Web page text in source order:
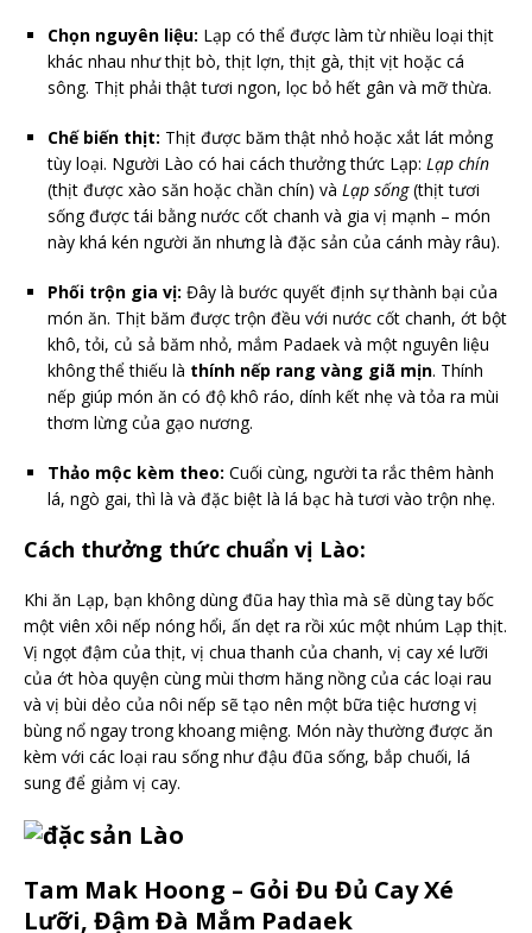
Chọn nguyên liệu: Lạp có thể được làm từ nhiều loại thịt
khác nhau như thịt bò, thịt lợn, thịt gà, thịt vịt hoặc cá
sông. Thịt phải thật tươi ngon, lọc bỏ hết gân và mỡ thừa.
Chế biến thịt: Thịt được băm thật nhỏ hoặc xắt lát mỏng
tùy loại. Người Lào có hai cách thưởng thức Lạp: Lạp chín
(thịt được xào săn hoặc chần chín) và Lạp sống(thịt tươi
sống được tái bằng nước cốt chanh và gia vị mạnh – món
này khá kén người ăn nhưng là đặc sản của cánh mày râu).
Phối trộn gia vị: Đây là bước quyết định sự thành bại của
món ăn. Thịt băm được trộn đều với nước cốt chanh, ớt bột
khô, tỏi, củ sả băm nhỏ, mắm Padaek và một nguyên liệu
không thể thiếu là thính nếp rang vàng giã mịn. Thính
nếp giúp món ăn có độ khô ráo, dính kết nhẹ và tỏa ra mùi
thơm lừng của gạo nương.
Thảo mộc kèm theo: Cuối cùng, người ta rắc thêm hành
lá, ngò gai, thì là và đặc biệt là lá bạc hà tươi vào trộn nhẹ.
Cách thưởng thức chuẩn vị Lào:
Khi ăn Lạp, bạn không dùng đũa hay thìa mà sẽ dùng tay bốc
một viên xôi nếp nóng hổi, ấn dẹt ra rồi xúc một nhúm Lạp thịt.
Vị ngọt đậm của thịt, vị chua thanh của chanh, vị cay xé lưỡi
của ớt hòa quyện cùng mùi thơm hăng nồng của các loại rau
và vị bùi dẻo của nôi nếp sẽ tạo nên một bữa tiệc hương vị
bùng nổ ngay trong khoang miệng. Món này thường được ăn
kèm với các loại rau sống như đậu đũa sống, bắp chuối, lá
sung để giảm vị cay.
Tam Mak Hoong – Gỏi Đu Đủ Cay Xé
Lưỡi, Đậm Đà Mắm Padaek